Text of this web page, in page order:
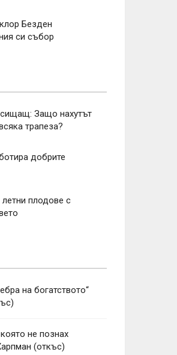
Безден
си събор
Защо нахутът
трапеза?
добрите
плодове с
на богатството“
не познах
(откъс)